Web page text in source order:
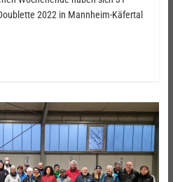
2022 in Mannheim-Käfertal